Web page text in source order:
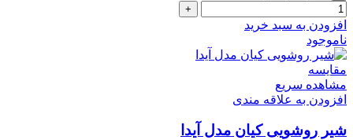
افزودن به سبد خرید
ناموجود
مقایسه
مشاهده سریع
افزودن به علاقه مندی
شیر روشویی کیان مدل آیدا